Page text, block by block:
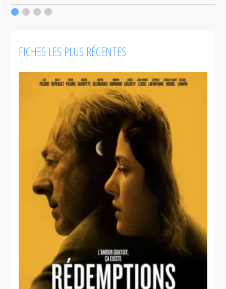
FICHES LES PLUS RÉCENTES